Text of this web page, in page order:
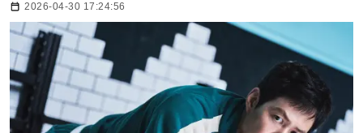
2026-04-30 17:24:56